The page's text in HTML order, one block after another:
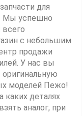
для
Мы успешно
всего
с небольшим
продажи
У нас вы
моделей Пежо!
деталях
аналог, при